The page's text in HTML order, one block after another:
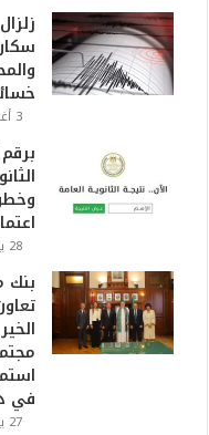
3 أغسطس، 2026
28 يوليو، 2026
بنك
في
27 يوليو، 2026